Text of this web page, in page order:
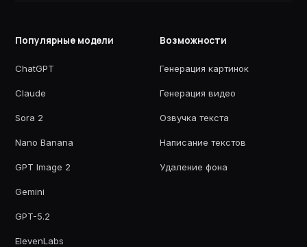
Популярные модели
ChatGPT
Claude
Sora 2
Nano Banana
GPT Image 2
Gemini
GPT-5.2
ElevenLabs
Возможности
Генерация картинок
Генерация видео
Озвучка текста
Написание текстов
Удаление фона